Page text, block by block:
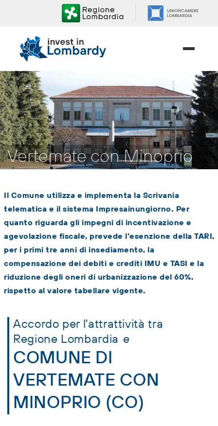
Vertemate con Minoprio
Il Comune utilizza e implementa la Scrivania
telematica e il sistema Impresainungiorno. Per
quanto riguarda gli impegni di incentivazione e
agevolazione fiscale, prevede l’esenzione della TARI,
per i primi tre anni di insediamento, la
compensazione dei debiti e crediti IMU e TASI e la
riduzione degli oneri di urbanizzazione del 60%,
rispetto al valore tabellare vigente.
Accordo per l'attrattività tra
Regione Lombardia e
COMUNE DI
VERTEMATE CON
MINOPRIO (CO)